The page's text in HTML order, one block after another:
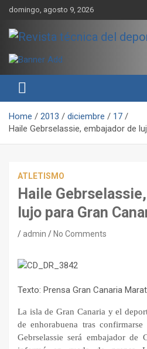
Skip
content
domingo, agosto 9, 2026
Revista técnica
Sport Training
rendimiento, nutrición y
Home 2013 diciembre
17
Haile Gebrselassie, embajador de
ATLETISMO
Haile
lujo para Gran
admin No Comments
Texto: Prensa Gran Canaria
La isla de Gran Canaria y el
de enhorabuena tras
Gebrselassie será embajador de